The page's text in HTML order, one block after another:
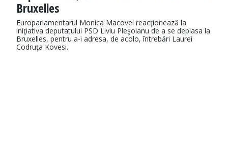
Bruxelles
Europarlamentarul Monica Macovei reacţionează la
iniţiativa deputatului PSD Liviu Pleşoianu de a se deplasa la
Bruxelles, pentru a-i adresa, de acolo, întrebări Laurei
Codruţa Kovesi.